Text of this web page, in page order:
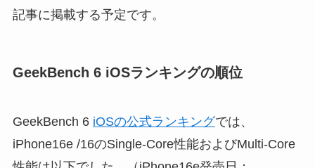
記事に掲載する予定です。
GeekBench 6 iOSランキングの順位
GeekBench 6 iOSの公式ランキングでは、
iPhone16e /16のSingle-Core性能およびMulti-Core